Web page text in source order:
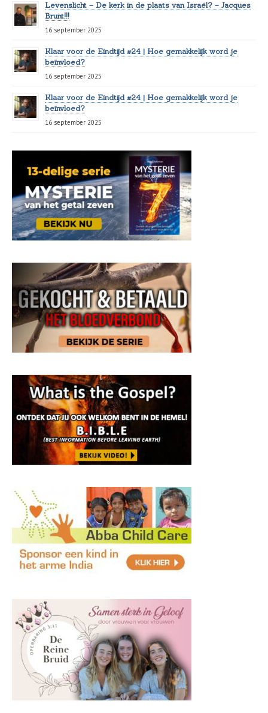
Levenslicht – De kerk in de plaats van Israël? – Jacques
Brunt!!!
16 september 2025
Klaar voor de Eindtijd #24 | Hoe gemakkelijk word je
beïnvloed?
16 september 2025
Klaar voor de Eindtijd #24 | Hoe gemakkelijk word je
beïnvloed?
16 september 2025